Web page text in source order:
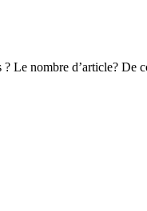
Le nombre d’article? De